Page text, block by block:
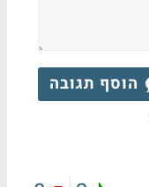
הוסף תגובה